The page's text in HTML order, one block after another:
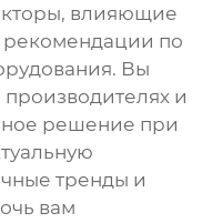
влияющие
рекомендации по
Вы
и
решение при
тренды и
вам